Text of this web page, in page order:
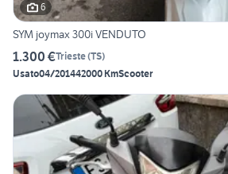
6
SYM joymax 300i VENDUTO
1.300 €Trieste(TS)
Usato04/201442000 KmScooter